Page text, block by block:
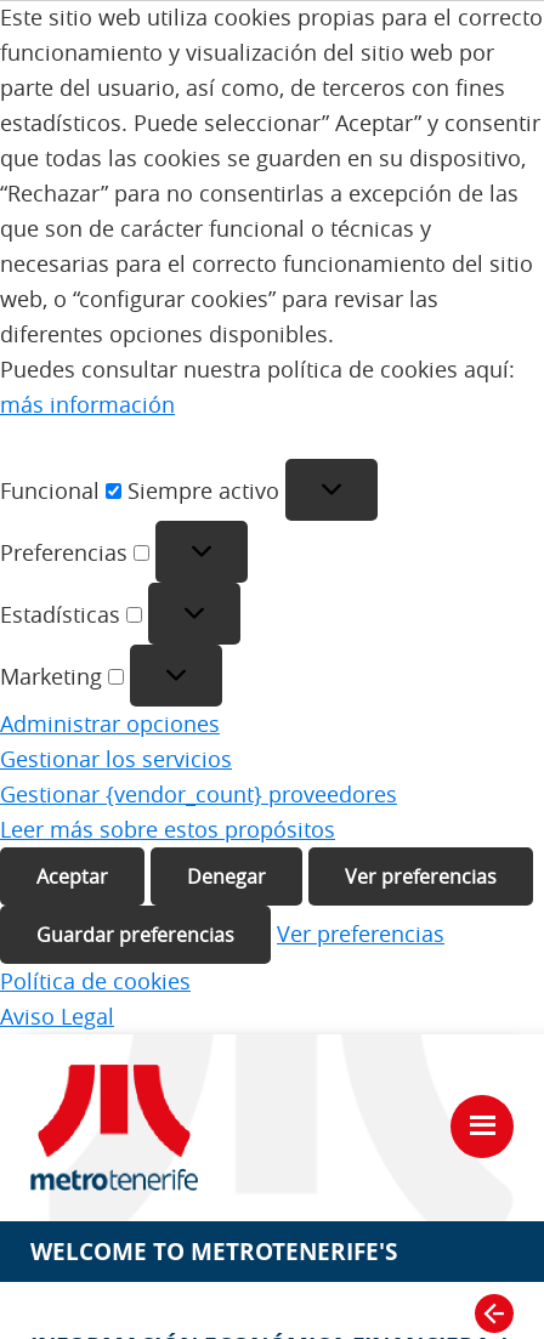
Este sitio web utiliza cookies propias para el correcto
funcionamiento y visualización del sitio web por
parte del usuario, así como, de terceros con fines
estadísticos. Puede seleccionar” Aceptar” y consentir
que todas las cookies se guarden en su dispositivo,
“Rechazar” para no consentirlas a excepción de las
que son de carácter funcional o técnicas y
necesarias para el correcto funcionamiento del sitio
web, o “configurar cookies” para revisar las
diferentes opciones disponibles.
Puedes consultar nuestra política de cookies aquí:
más información
Funcional Siempre activo
Preferencias
Estadísticas
Marketing
Administrar opciones
Gestionar los servicios
Gestionar {vendor_count} proveedores
Leer más sobre estos propósitos
Aceptar Denegar Ver preferencias
Guardar preferencias
Ver preferencias
Política de cookies
Aviso Legal
contenido
principal
barra
lateral
principal
Portal
del
Inversor
WELCOME TO METROTENERIFE'S